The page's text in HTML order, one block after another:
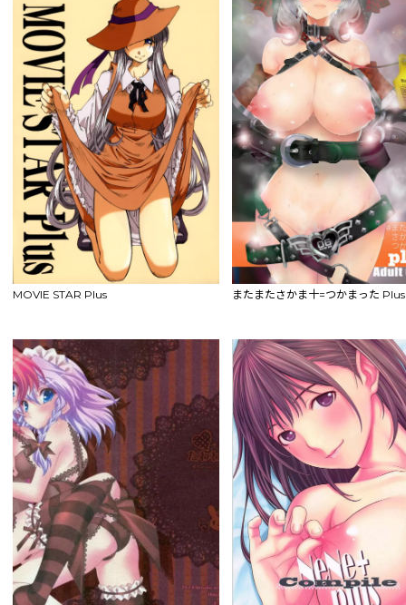
MOVIE STAR Plus またまたさかま十=つかまった Plus